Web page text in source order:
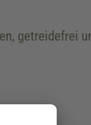
getreidefrei